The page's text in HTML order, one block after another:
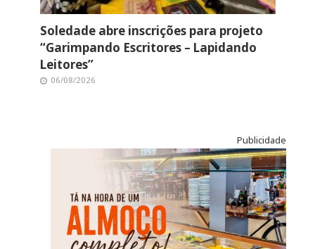
Soledade abre inscrições para projeto
“Garimpando Escritores – Lapidando
Leitores”
06/08/2026
Publicidade